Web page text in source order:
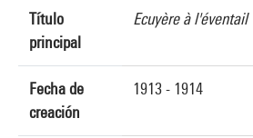
Título
principal
Ecuyère à l'éventail
Fecha de
creación
1913 - 1914